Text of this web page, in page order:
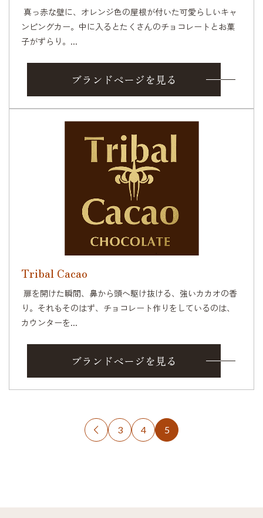
真っ赤な壁に、オレンジ色の屋根が付いた可愛らしいキャ
ンピングカー。中に入るとたくさんのチョコレートとお菓
子がずらり。...
ブランドページを見る
Tribal Cacao
扉を開けた瞬間、鼻から頭へ駆け抜ける、強いカカオの香
り。それもそのはず、チョコレート作りをしているのは、
カウンターを...
ブランドページを見る
 3 4 5